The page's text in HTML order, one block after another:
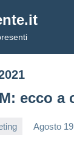
ecco a
Agosto